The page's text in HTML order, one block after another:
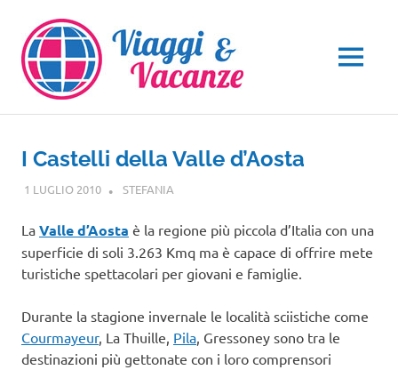
contenuto
MENU
I Castelli della Valle d’Aosta
1 LUGLIO 2010 STEFANIA
La Valle d’Aosta è la regione più piccola d’Italia con una
superficie di soli 3.263 Kmq ma è capace di offrire mete
turistiche spettacolari per giovani e famiglie.
Durante la stagione invernale le località sciistiche come
Courmayeur, La Thuille, Pila, Gressoney sono tra le
destinazioni più gettonate con i loro comprensori